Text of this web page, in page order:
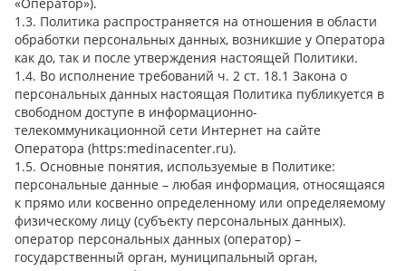
1.3. Политика распространяется на отношения в области
обработки персональных данных, возникшие у Оператора
как до, так и после утверждения настоящей Политики.
1.4. Во исполнение требований ч. 2 ст. 18.1 Закона о
персональных данных настоящая Политика публикуется в
свободном доступе в информационно-
телекоммуникационной сети Интернет на сайте
Оператора (https:medinacenter.ru).
1.5. Основные понятия, используемые в Политике:
персональные данные – любая информация, относящаяся
к прямо или косвенно определенному или определяемому
физическому лицу (субъекту персональных данных).
оператор персональных данных (оператор) –
государственный орган, муниципальный орган,